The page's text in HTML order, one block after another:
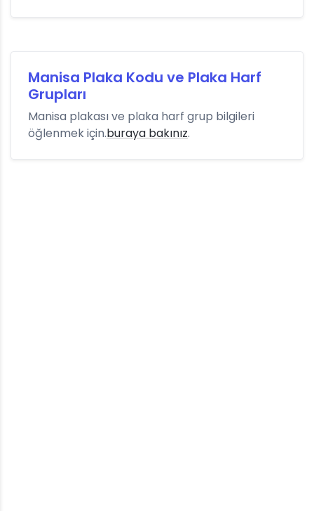
Manisa Plaka Kodu ve Plaka Harf
Grupları
Manisa plakası ve plaka harf grup bilgileri
öğlenmek için.buraya bakınız.